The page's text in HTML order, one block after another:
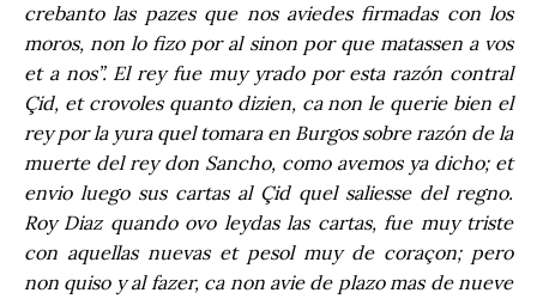
crebanto las pazes que nos aviedes firmadas con los
moros, non lo fizo por al sinon por que matassen a vos
et a nos”. El rey fue muy yrado por esta razón contral
Çid, et crovoles quanto dizien, ca non le querie bien el
rey por la yura quel tomara en Burgos sobre razón de la
muerte del rey don Sancho, como avemos ya dicho; et
envio luego sus cartas al Çid quel saliesse del regno.
Roy Diaz quando ovo leydas las cartas, fue muy triste
con aquellas nuevas et pesol muy de coraçon; pero
non quiso y al fazer, ca non avie de plazo mas de nueve